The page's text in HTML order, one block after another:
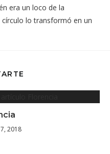
era un loco de la
lo transformó en un
2018